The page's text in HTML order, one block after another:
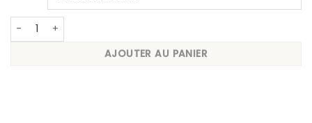
quantité de Robe Bohème Chic Fines Bretelles Bleu Clair
AJOUTER AU PANIER